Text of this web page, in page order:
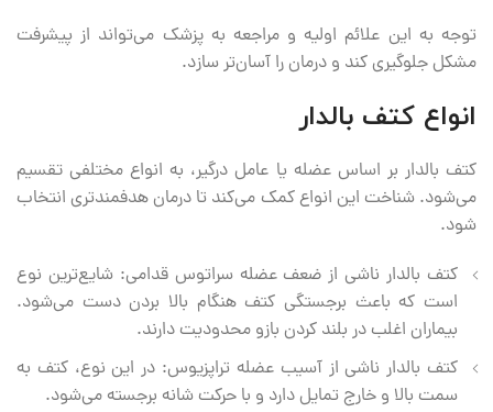
توجه به این علائم اولیه و مراجعه به پزشک می‌تواند از پیشرفت
مشکل جلوگیری کند و درمان را آسان‌تر سازد.
انواع کتف بالدار
کتف بالدار بر اساس عضله یا عامل درگیر، به انواع مختلفی تقسیم
می‌شود. شناخت این انواع کمک می‌کند تا درمان هدفمندتری انتخاب
شود.
کتف بالدار ناشی از ضعف عضله سراتوس قدامی: شایع‌ترین نوع
است که باعث برجستگی کتف هنگام بالا بردن دست می‌شود.
بیماران اغلب در بلند کردن بازو محدودیت دارند.
کتف بالدار ناشی از آسیب عضله تراپزیوس: در این نوع، کتف به
سمت بالا و خارج تمایل دارد و با حرکت شانه برجسته می‌شود.